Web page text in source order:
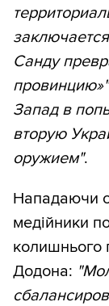
Санду
провинцию»"
Запад в
вторую
оружием".
Нападаючи
медійники
колишнього
Додона: